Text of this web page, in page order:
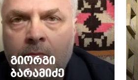
გიორგი
ბარამიძე